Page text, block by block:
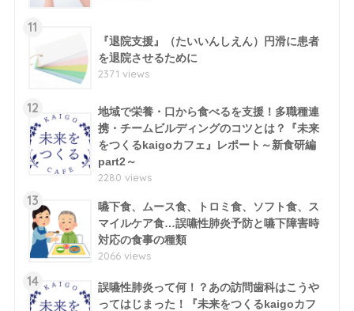
11
『退院支援』（たいいんしえん）円滑に患者
を退院させるために
2371 views
12
地域で栄養・口から食べるを支援！多職種連
携・チームビルディングのコツとは？『未来
をつくるkaigoカフェ』レポート～新食研編
part2～
2280 views
13
嚥下食、ムース食、トロミ食、ソフト食、ス
マイルケア食…誤嚥性肺炎予防と嚥下障害時
対応の食事の種類
2066 views
14
誤嚥性肺炎って何！？あの訪問歯科はこうや
ってはじまった！『未来をつくるkaigoカフ